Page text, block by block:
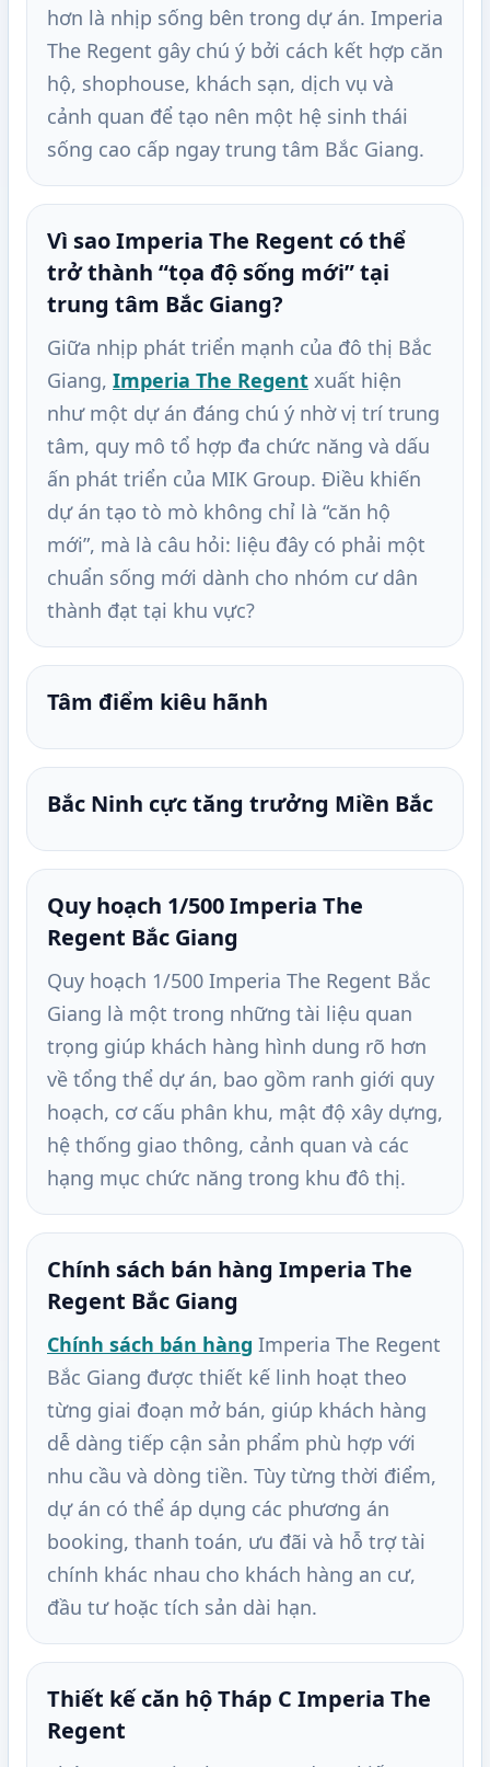
hơn là nhịp sống bên trong dự án. Imperia
The Regent gây chú ý bởi cách kết hợp căn
hộ, shophouse, khách sạn, dịch vụ và
cảnh quan để tạo nên một hệ sinh thái
sống cao cấp ngay trung tâm Bắc Giang.
Vì sao Imperia The Regent có thể
trở thành “tọa độ sống mới” tại
trung tâm Bắc Giang?
Giữa nhịp phát triển mạnh của đô thị Bắc
Giang, Imperia The Regent xuất hiện
như một dự án đáng chú ý nhờ vị trí trung
tâm, quy mô tổ hợp đa chức năng và dấu
ấn phát triển của MIK Group. Điều khiến
dự án tạo tò mò không chỉ là “căn hộ
mới”, mà là câu hỏi: liệu đây có phải một
chuẩn sống mới dành cho nhóm cư dân
thành đạt tại khu vực?
Tâm điểm kiêu hãnh
Bắc Ninh cực tăng trưởng Miền Bắc
Quy hoạch 1/500 Imperia The
Regent Bắc Giang
Quy hoạch 1/500 Imperia The Regent Bắc
Giang là một trong những tài liệu quan
trọng giúp khách hàng hình dung rõ hơn
về tổng thể dự án, bao gồm ranh giới quy
hoạch, cơ cấu phân khu, mật độ xây dựng,
hệ thống giao thông, cảnh quan và các
hạng mục chức năng trong khu đô thị.
Chính sách bán hàng Imperia The
Regent Bắc Giang
Chính sách bán hàng Imperia The Regent
Bắc Giang được thiết kế linh hoạt theo
từng giai đoạn mở bán, giúp khách hàng
dễ dàng tiếp cận sản phẩm phù hợp với
nhu cầu và dòng tiền. Tùy từng thời điểm,
dự án có thể áp dụng các phương án
booking, thanh toán, ưu đãi và hỗ trợ tài
chính khác nhau cho khách hàng an cư,
đầu tư hoặc tích sản dài hạn.
Thiết kế căn hộ Tháp C Imperia The
Regent